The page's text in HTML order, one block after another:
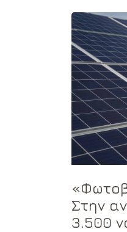
Στην
3.500